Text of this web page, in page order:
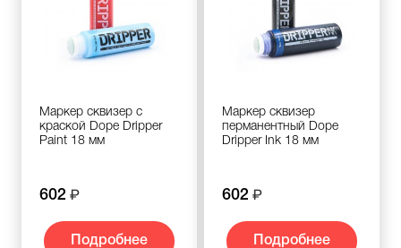
Маркер сквизер с
краской Dope Dripper
Paint 18 мм
602
Подробнее
Маркер сквизер
перманентный Dope
Dripper Ink 18 мм
602
Подробнее